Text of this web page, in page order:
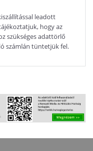
leadott
hogy az
szükséges adattörlő
számlán tüntetjük fel.